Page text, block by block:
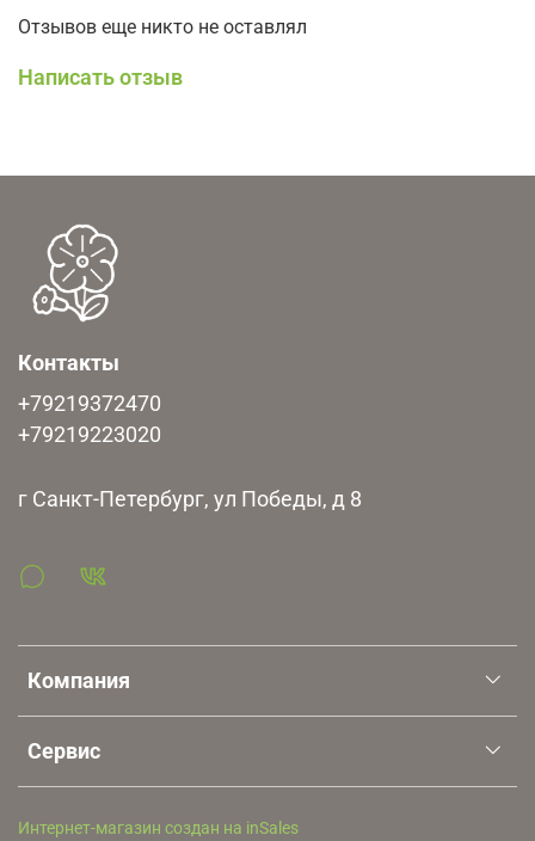
Зимостойкость до -30С
Отзывов еще никто не оставлял
Написать отзыв
Компания
Сервис
Контакты
+79219372470
+79219223020
г Санкт-Петербург, ул Победы, д 8
Интернет-магазин создан на inSales